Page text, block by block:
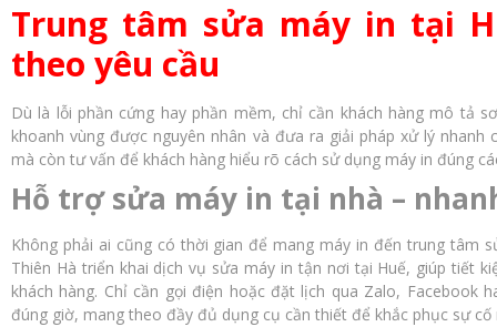
Trung tâm sửa máy in tại
theo yêu cầu
Dù là lỗi phần cứng hay phần mềm, chỉ cần khách hàng mô tả
khoanh vùng được nguyên nhân và đưa ra giải pháp xử lý nhanh
mà còn tư vấn để khách hàng hiểu rõ cách sử dụng máy in đúng
Hỗ trợ sửa máy in tại nhà –
Không phải ai cũng có thời gian để mang máy in đến trung tâm
Thiên Hà triển khai dịch vụ sửa máy in tận nơi tại Huế, giúp tiết
khách hàng. Chỉ cần gọi điện hoặc đặt lịch qua Zalo, Facebook
đúng giờ, mang theo đầy đủ dụng cụ cần thiết để khắc phục sự cố